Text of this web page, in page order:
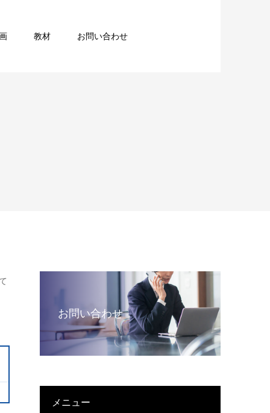
教材 お問い合わせ
お問い合わせ
メニュー